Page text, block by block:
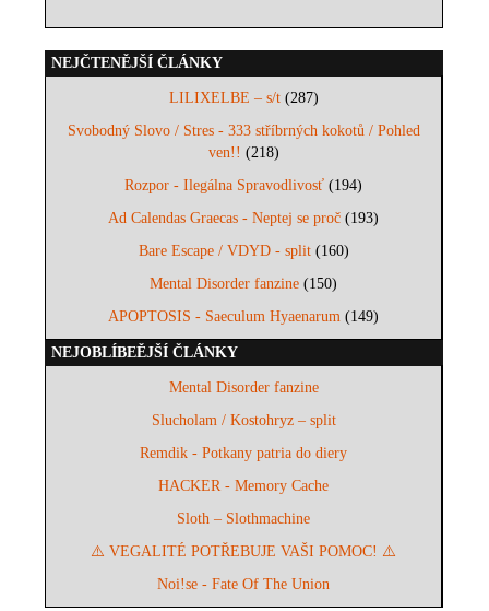
NEJČTENĚJŠÍ ČLÁNKY
LILIXELBE – s/t(287)
Svobodný Slovo / Stres - 333 stříbrných kokotů / Pohled
ven!! (218)
Rozpor - Ilegálna Spravodlivosť (194)
Ad Calendas Graecas - Neptej se proč (193)
Bare Escape / VDYD - split(160)
Mental Disorder fanzine (150)
APOPTOSIS - Saeculum Hyaenarum (149)
NEJOBLÍBEĚJŠÍ ČLÁNKY
Mental Disorder fanzine
Slucholam / Kostohryz – split
Remdik - Potkany patria do diery
HACKER - Memory Cache
Sloth – Slothmachine
⚠️ VEGALITÉ POTŘEBUJE VAŠI POMOC! ⚠️
Noi!se - Fate Of The Union